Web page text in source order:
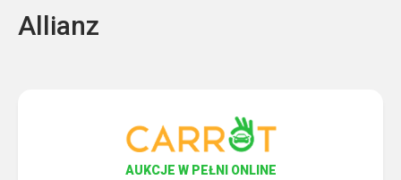
Allianz
AUKCJE W PEŁNI ONLINE